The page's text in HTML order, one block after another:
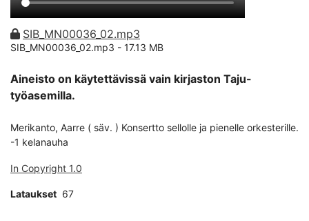
SIB_MN00036_02.mp3
SIB_MN00036_02.mp3 - 17.13 MB
Aineisto on käytettävissä vain kirjaston Taju-
työasemilla.
Merikanto, Aarre ( säv. ) Konsertto sellolle ja pienelle orkesterille.
-1 kelanauha
In Copyright 1.0
Lataukset 67